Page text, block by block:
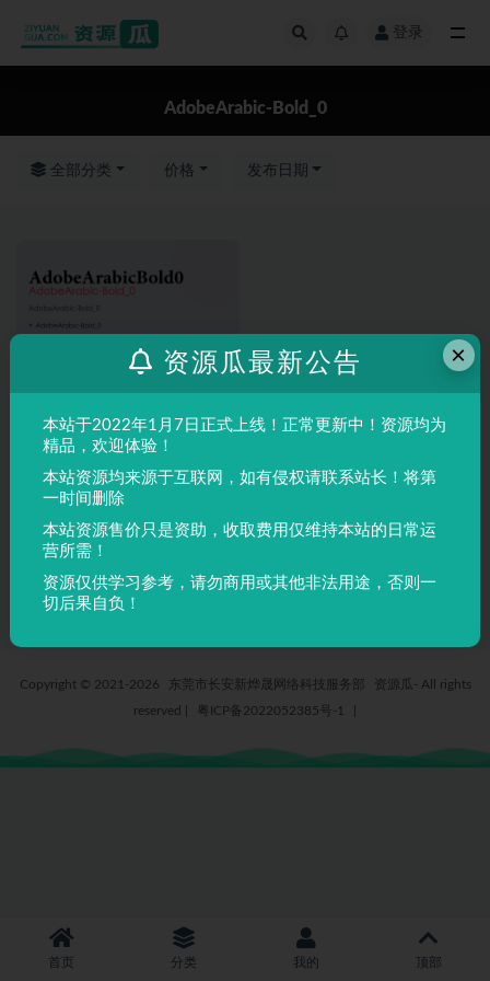
登录
AdobeArabic-Bold_0
全部分类 价格 发布日期
英文字体
AdobeArabic-Bold_0
Copyright © 2021-2026 东莞市长安新烨晟网络科技服务部
资源瓜- All rights
reserved
粤ICP备2022052385号-1
首页 分类 我的 顶部
×
资源瓜最新公告
本站于2022年1月7日正式上线！正常更新中！资源均为
精品，欢迎体验！
本站资源均来源于互联网，如有侵权请联系站长！将第
一时间删除
本站资源售价只是资助，收取费用仅维持本站的日常运
营所需！
资源仅供学习参考，请勿商用或其他非法用途，否则一
切后果自负！